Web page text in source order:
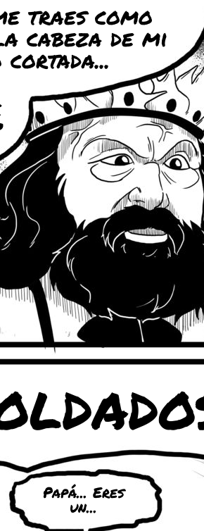
traes como
cabeza de mi
Papá... Eres
un...